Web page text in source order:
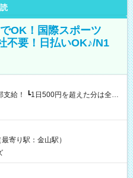
OK！国際スポーツ
不要！日払いOK♪/N1
己負担となります ★日払い
その日に現金GET♪ お仕事後はコン
寄り駅：金山駅）